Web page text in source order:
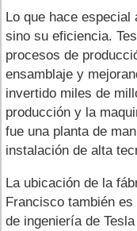
Lo que hace especial
sino su eficiencia.
procesos de
ensamblaje y
invertido miles de
producción y la
fue una planta de
instalación de alta
La ubicación de la
Francisco también
de ingeniería de